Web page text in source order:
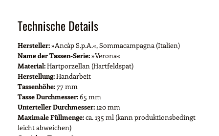
Technische Details
Hersteller:»Ancàp S.p.A.«, Sommacampagna (Italien)
Name der Tassen-Serie:»Verona«
Material:Hartporzellan (Hartfeldspat)
Herstellung:Handarbeit
Tassenhöhe:77 mm
Tasse Durchmesser:65 mm
Unterteller Durchmesser:120 mm
Maximale Füllmenge:ca. 135 ml (kann produktionsbedingt
leicht abweichen)